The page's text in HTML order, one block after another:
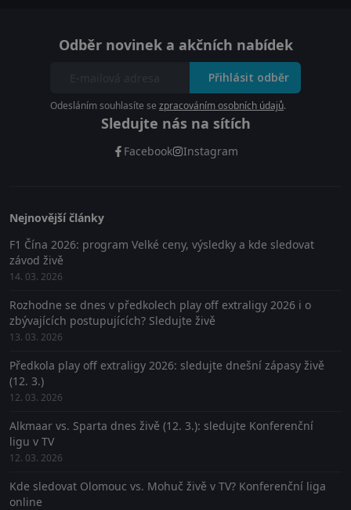
Odběr novinek a akčních nabídek
Přihlásit odběr
Odesláním souhlasíte se zpracováním osobních údajů.
Sledujte nás na sítích
Facebook Instagram
Nejnovější články
F1 Čína 2026: program Velké ceny, výsledky a kde sledovat
závod živě
14. 03. 2026
Rozhodne se dnes v předkolech play off extraligy 2026 i o
zbývajících postupujících? Sledujte živě
13. 03. 2026
Předkola play off extraligy 2026: sledujte dnešní zápasy živě
(12. 3.)
12. 03. 2026
Alkmaar vs. Sparta dnes živě (12. 3.): sledujte Konferenční
ligu v TV
12. 03. 2026
Kde sledovat Olomouc vs. Mohuč živě v TV? Konferenční liga
online